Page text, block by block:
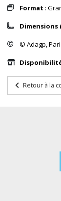
Format :
Dimensions
© Adagp,
Retour à la